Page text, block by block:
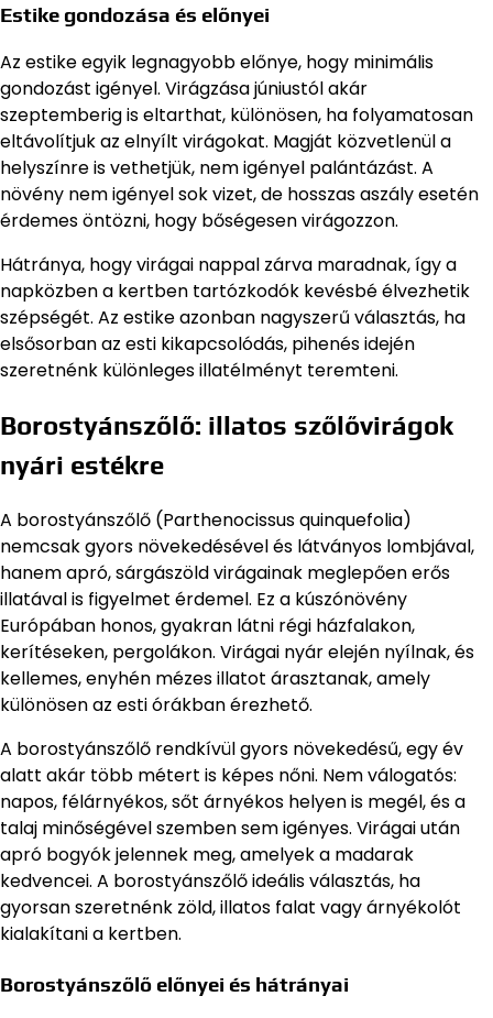
Estike gondozása és előnyei
Az estike egyik legnagyobb előnye, hogy minimális
gondozást igényel. Virágzása júniustól akár
szeptemberig is eltarthat, különösen, ha folyamatosan
eltávolítjuk az elnyílt virágokat. Magját közvetlenül a
helyszínre is vethetjük, nem igényel palántázást. A
növény nem igényel sok vizet, de hosszas aszály esetén
érdemes öntözni, hogy bőségesen virágozzon.
Hátránya, hogy virágai nappal zárva maradnak, így a
napközben a kertben tartózkodók kevésbé élvezhetik
szépségét. Az estike azonban nagyszerű választás, ha
elsősorban az esti kikapcsolódás, pihenés idején
szeretnénk különleges illatélményt teremteni.
Borostyánszőlő: illatos szőlővirágok
nyári estékre
A borostyánszőlő (Parthenocissus quinquefolia)
nemcsak gyors növekedésével és látványos lombjával,
hanem apró, sárgászöld virágainak meglepően erős
illatával is figyelmet érdemel. Ez a kúszónövény
Európában honos, gyakran látni régi házfalakon,
kerítéseken, pergolákon. Virágai nyár elején nyílnak, és
kellemes, enyhén mézes illatot árasztanak, amely
különösen az esti órákban érezhető.
A borostyánszőlő rendkívül gyors növekedésű, egy év
alatt akár több métert is képes nőni. Nem válogatós:
napos, félárnyékos, sőt árnyékos helyen is megél, és a
talaj minőségével szemben sem igényes. Virágai után
apró bogyók jelennek meg, amelyek a madarak
kedvencei. A borostyánszőlő ideális választás, ha
gyorsan szeretnénk zöld, illatos falat vagy árnyékolót
kialakítani a kertben.
Borostyánszőlő előnyei és hátrányai